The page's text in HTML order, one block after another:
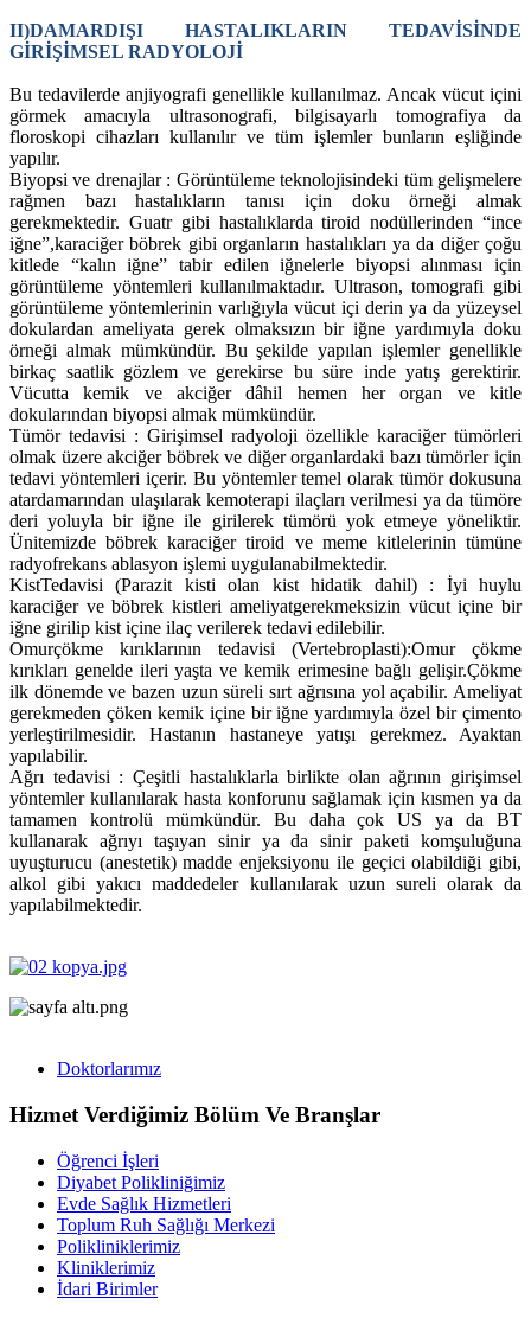
II)DAMARDIŞI HASTALIKLARIN TEDAVİSİNDE
GİRİŞİMSEL RADYOLOJİ
Bu tedavilerde anjiyografi genellikle kullanılmaz. Ancak vücut içini
görmek amacıyla ultrasonografi, bilgisayarlı tomografiya da
floroskopi cihazları kullanılır ve tüm işlemler bunların eşliğinde
yapılır.
Biyopsi ve drenajlar : Görüntüleme teknolojisindeki tüm gelişmelere
rağmen bazı hastalıkların tanısı için doku örneği almak
gerekmektedir. Guatr gibi hastalıklarda tiroid nodüllerinden “ince
iğne”,karaciğer böbrek gibi organların hastalıkları ya da diğer çoğu
kitlede “kalın iğne” tabir edilen iğnelerle biyopsi alınması için
görüntüleme yöntemleri kullanılmaktadır. Ultrason, tomografi gibi
görüntüleme yöntemlerinin varlığıyla vücut içi derin ya da yüzeysel
dokulardan ameliyata gerek olmaksızın bir iğne yardımıyla doku
örneği almak mümkündür. Bu şekilde yapılan işlemler genellikle
birkaç saatlik gözlem ve gerekirse bu süre inde yatış gerektirir.
Vücutta kemik ve akciğer dâhil hemen her organ ve kitle
dokularından biyopsi almak mümkündür.
Tümör tedavisi : Girişimsel radyoloji özellikle karaciğer tümörleri
olmak üzere akciğer böbrek ve diğer organlardaki bazı tümörler için
tedavi yöntemleri içerir. Bu yöntemler temel olarak tümör dokusuna
atardamarından ulaşılarak kemoterapi ilaçları verilmesi ya da tümöre
deri yoluyla bir iğne ile girilerek tümörü yok etmeye yöneliktir.
Ünitemizde böbrek karaciğer tiroid ve meme kitlelerinin tümüne
radyofrekans ablasyon işlemi uygulanabilmektedir.
KistTedavisi (Parazit kisti olan kist hidatik dahil) : İyi huylu
karaciğer ve böbrek kistleri ameliyatgerekmeksizin vücut içine bir
iğne girilip kist içine ilaç verilerek tedavi edilebilir.
Omurçökme kırıklarının tedavisi (Vertebroplasti):Omur çökme
kırıkları genelde ileri yaşta ve kemik erimesine bağlı gelişir.Çökme
ilk dönemde ve bazen uzun süreli sırt ağrısına yol açabilir. Ameliyat
gerekmeden çöken kemik içine bir iğne yardımıyla özel bir çimento
yerleştirilmesidir. Hastanın hastaneye yatışı gerekmez. Ayaktan
yapılabilir.
Ağrı tedavisi : Çeşitli hastalıklarla birlikte olan ağrının girişimsel
yöntemler kullanılarak hasta konforunu sağlamak için kısmen ya da
tamamen kontrolü mümkündür. Bu daha çok US ya da BT
kullanarak ağrıyı taşıyan sinir ya da sinir paketi komşuluğuna
uyuşturucu (anestetik) madde enjeksiyonu ile geçici olabildiği gibi,
alkol gibi yakıcı maddedeler kullanılarak uzun sureli olarak da
yapılabilmektedir.
Doktorlarımız
Hizmet Verdiğimiz Bölüm Ve Branşlar
Öğrenci İşleri
Diyabet Polikliniğimiz
Evde Sağlık Hizmetleri
Toplum Ruh Sağlığı Merkezi
Polikliniklerimiz
Kliniklerimiz
İdari Birimler